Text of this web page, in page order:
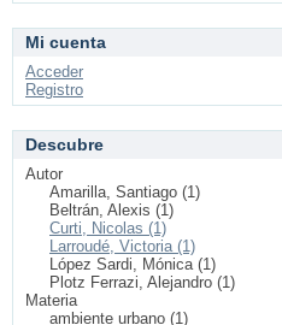
Mi cuenta
Acceder
Registro
Descubre
Autor
Amarilla, Santiago (1)
Beltrán, Alexis (1)
Curti, Nicolas (1)
Larroudé, Victoria (1)
López Sardi, Mónica (1)
Plotz Ferrazi, Alejandro (1)
Materia
ambiente urbano (1)